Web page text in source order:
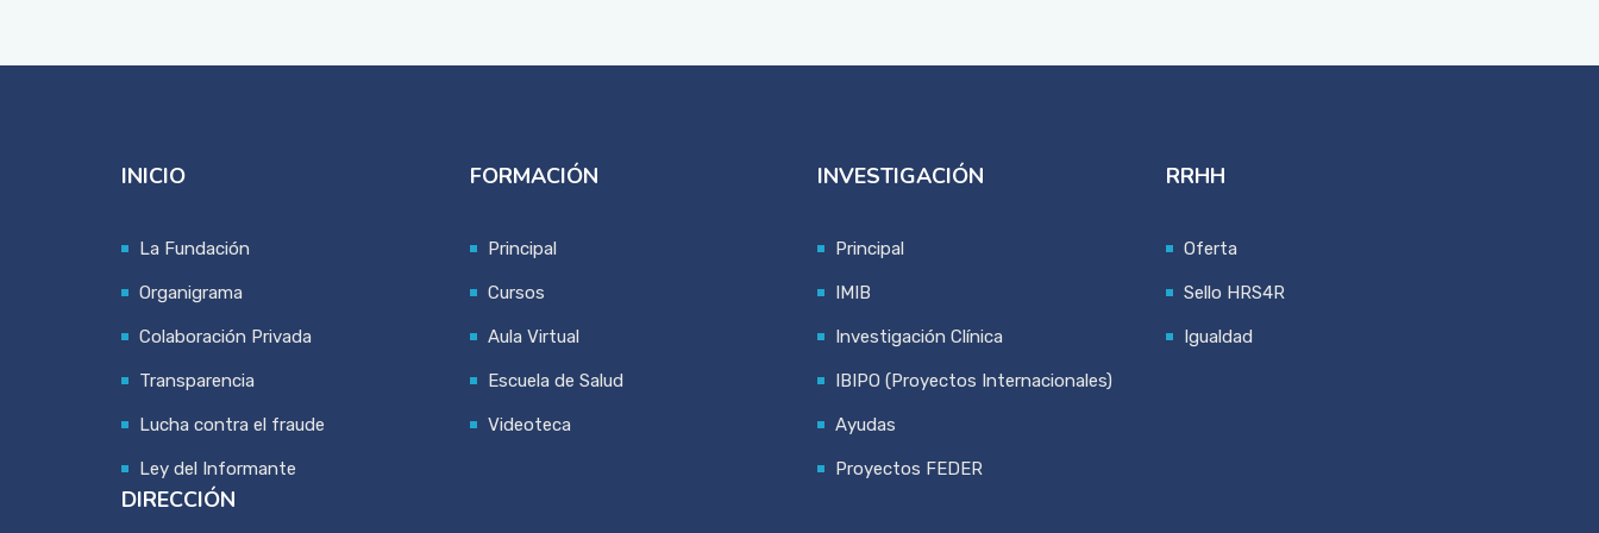
INICIO
La Fundación
Organigrama
Colaboración Privada
Transparencia
Lucha contra el fraude
Ley del Informante
FORMACIÓN
Principal
Cursos
Aula Virtual
Escuela de Salud
Videoteca
INVESTIGACIÓN
Principal
IMIB
Investigación Clínica
IBIPO (Proyectos Internacionales)
Ayudas
Proyectos FEDER
RRHH
Oferta
Sello HRS4R
Igualdad
DIRECCIÓN